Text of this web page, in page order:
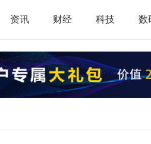
资讯 财经 科技 数